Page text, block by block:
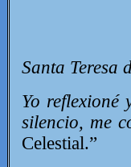
Santa Teresa
Yo reflexioné
silencio, me
Celestial.”